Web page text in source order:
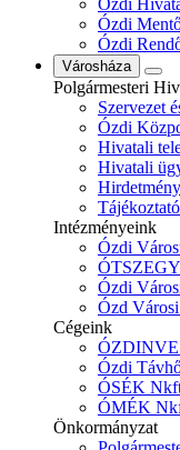
Ózdi
Ózdi
Ózdi
Városháza
Polgármesteri
Szervezet
Ózdi
Hivatali
Hivatali
Hirdetmény
Intézményeink
Ózdi
Ózdi
Ózd
Cégeink
Ózdi
ÓSÉK
ÓMÉK
Önkormányzat